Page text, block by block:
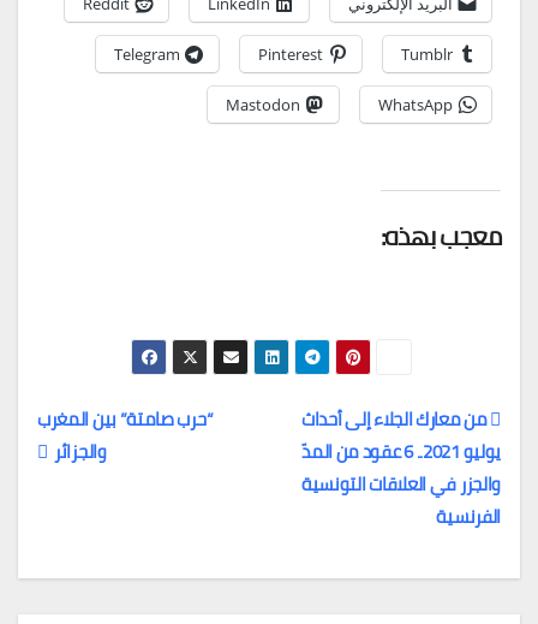
Tumblr
Pinterest
Telegram
WhatsApp
Mastodon
معجب بهذه:
تصفّح
المقالات
“حرب صامتة” بين المغرب
والجزائر
من معارك الجلاء إلى أحداث
يوليو 2021.. 6 عقود من المدّ
والجزر في العلاقات التونسية
الفرنسية